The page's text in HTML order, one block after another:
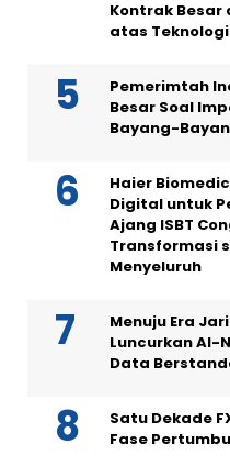
Kontrak Besar
atas
Pemerimtah
Besar Soal
Bayang-
Haier
Digital untuk
Ajang ISBT
Transformasi
Menyeluruh
Menuju Era
Luncurkan AI-
Data
Satu Dekade
Fase